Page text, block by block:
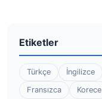
Etiketler
Türkçe İngilizce
Fransızca
Korece